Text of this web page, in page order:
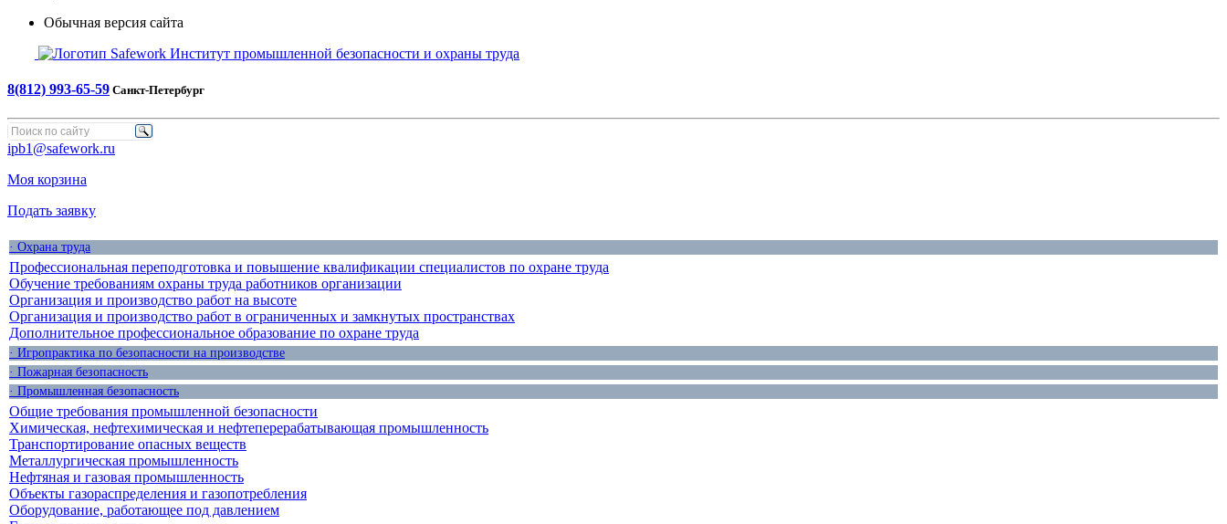
Обычная версия сайта
Safework Институт промышленной безопасности и охраны труда
8(812) 993-65-59 Санкт-Петербург
ipb1@safework.ru
Моя корзина
Подать заявку
· Охрана труда
Профессиональная переподготовка и повышение квалификации специалистов по охране труда
Обучение требованиям охраны труда работников организации
Организация и производство работ на высоте
Организация и производство работ в ограниченных и замкнутых пространствах
Дополнительное профессиональное образование по охране труда
· Игропрактика по безопасности на производстве
· Пожарная безопасность
· Промышленная безопасность
Общие требования промышленной безопасности
Химическая, нефтехимическая и нефтеперерабатывающая промышленность
Транспортирование опасных веществ
Металлургическая промышленность
Нефтяная и газовая промышленность
Объекты газораспределения и газопотребления
Оборудование, работающее под давлением